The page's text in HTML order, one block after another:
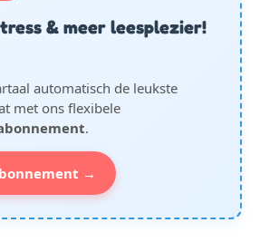
& meer leesplezier!
automatisch de leukste
met ons flexibele
.
→